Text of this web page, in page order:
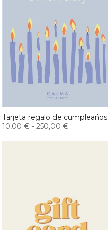
Tarjeta regalo de cumpleaños
10,00 € - 250,00 €